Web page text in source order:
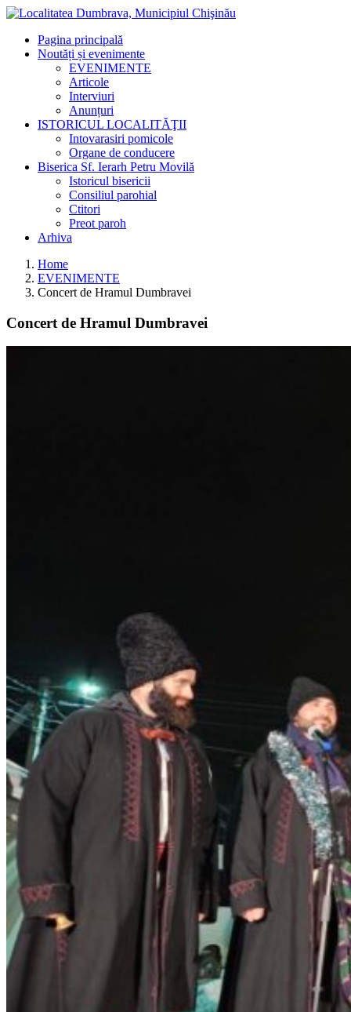
Pagina principală
Noutăți și evenimente
EVENIMENTE
Articole
Interviuri
Anunțuri
ISTORICUL LOCALITĂŢII
Intovarasiri pomicole
Organe de conducere
Biserica Sf. Ierarh Petru Movilă
Istoricul bisericii
Consiliul parohial
Ctitori
Preot paroh
Arhiva
Home
EVENIMENTE
Concert de Hramul Dumbravei
Concert de Hramul Dumbravei